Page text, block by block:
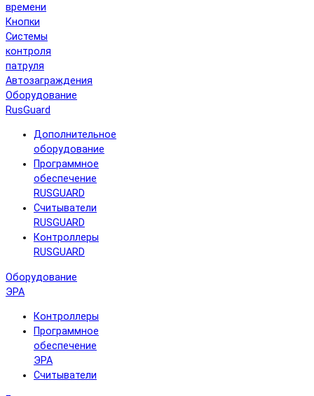
времени
Кнопки
Системы
контроля
патруля
Автозаграждения
Оборудование
RusGuard
Дополнительное
оборудование
Программное
обеспечение
RUSGUARD
Считыватели
RUSGUARD
Контроллеры
RUSGUARD
Оборудование
ЭРА
Контроллеры
Программное
обеспечение
ЭРА
Считыватели